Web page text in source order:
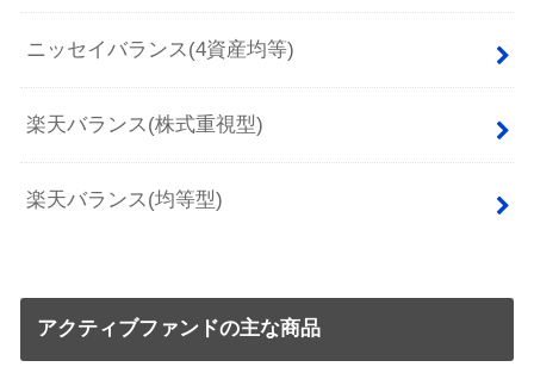
ニッセイバランス(4資産均等)
楽天バランス(株式重視型)
楽天バランス(均等型)
アクティブファンドの主な商品